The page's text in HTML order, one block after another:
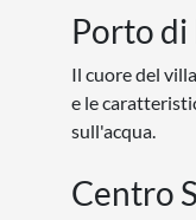
Porto
Il cuore del
e le
sull'acqua.
Centro